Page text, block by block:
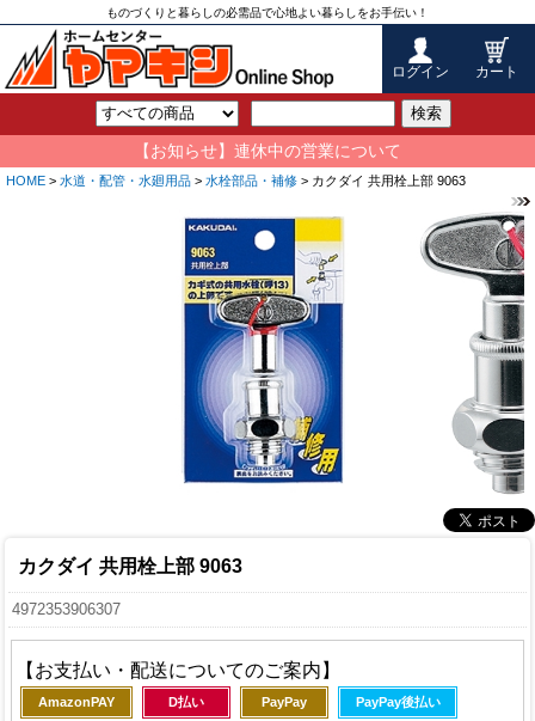
ものづくりと暮らしの必需品で心地よい暮らしをお手伝い！
ログイン カート
検索
【お知らせ】連休中の営業について
HOME > 水道・配管・水廻用品 > 水栓部品・補修 > カクダイ 共用栓上部 9063
カクダイ 共用栓上部 9063
4972353906307
【お支払い・配送についてのご案内】
AmazonPAY D払い PayPay PayPay後払い